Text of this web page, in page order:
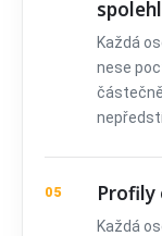
Každá
nese
05 Profily
Každá